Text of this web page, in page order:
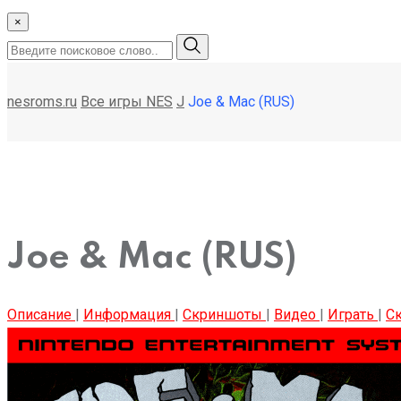
×
nesroms.ru Все игры NES J Joe & Mac (RUS)
Joe & Mac (RUS)
Описание | Информация | Скриншоты | Видео | Играть |